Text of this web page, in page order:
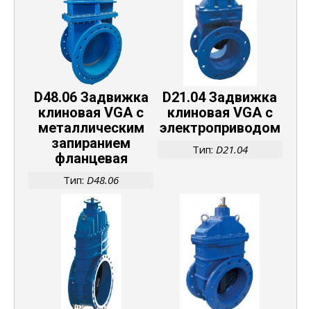
D48.06 Задвижка
клиновая VGA с
металлическим
запиранием
фланцевая
Тип: D48.06
D21.04 Задвижка
клиновая VGA с
электроприводом
Тип: D21.04